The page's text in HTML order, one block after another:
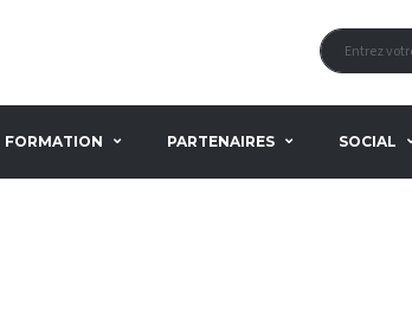
FORMATION PARTENAIRES SOCIAL